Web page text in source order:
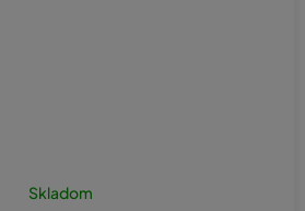
Skladom